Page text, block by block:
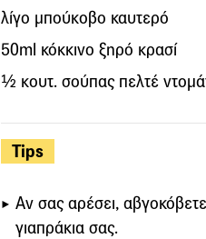
λίγο μπούκοβο καυτερό
50ml κόκκινο ξηρό κρασί
½ κουτ. σούπας πελτέ
Tips
Αν σας αρέσει,
γιαπράκια σας.